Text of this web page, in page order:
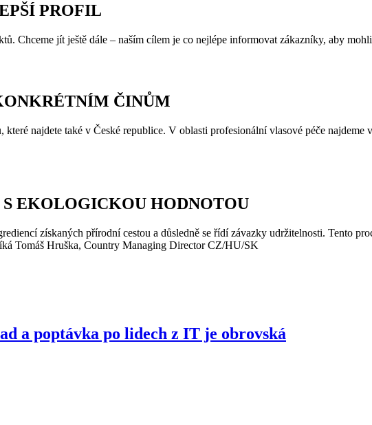
PROFIL
Chceme jít ještě dále – naším cílem je co nejlépe informovat zákazníky, aby
ČINŮM
najdete také v České republice. V oblasti profesionální vlasové péče najdeme
EKOLOGICKOU HODNOTOU
získaných přírodní cestou a důsledně se řídí závazky udržitelnosti. Tento
Tomáš Hruška, Country Managing Director CZ/HU/SK
a poptávka po lidech z IT je obrovská